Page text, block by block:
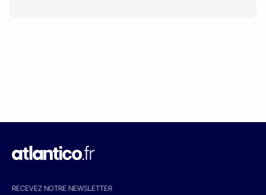
RECEVEZ NOTRE NEWSLETTER